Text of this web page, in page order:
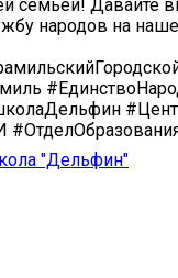
семьей! Давайте
народов на
"Дельфин"